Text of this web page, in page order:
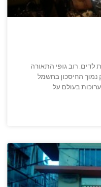
ל15 שנה תאורת לדים. רוב גופי התאורה
החיסכון בחשמל
בעולם על